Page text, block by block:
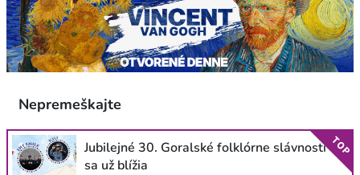
Nepremeškajte
Jubilejné 30. Goralské folklórne slávnosti
sa už blížia
TOP